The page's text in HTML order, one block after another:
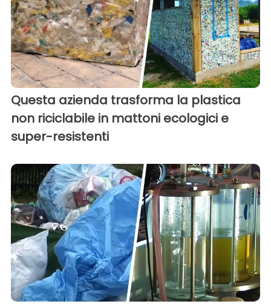
Questa azienda trasforma la plastica
non riciclabile in mattoni ecologici e
super-resistenti